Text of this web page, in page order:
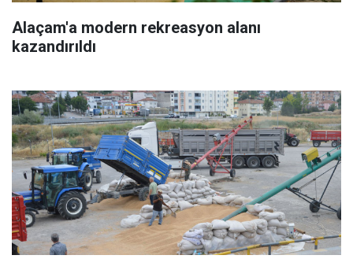
Alaçam'a modern rekreasyon alanı
kazandırıldı